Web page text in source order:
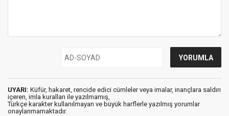
UYARI: Küfür, hakaret, rencide edici cümleler veya imalar, inançlara saldırı
içeren, imla kuralları ile yazılmamış,
Türkçe karakter kullanılmayan ve büyük harflerle yazılmış yorumlar
onaylanmamaktadır.